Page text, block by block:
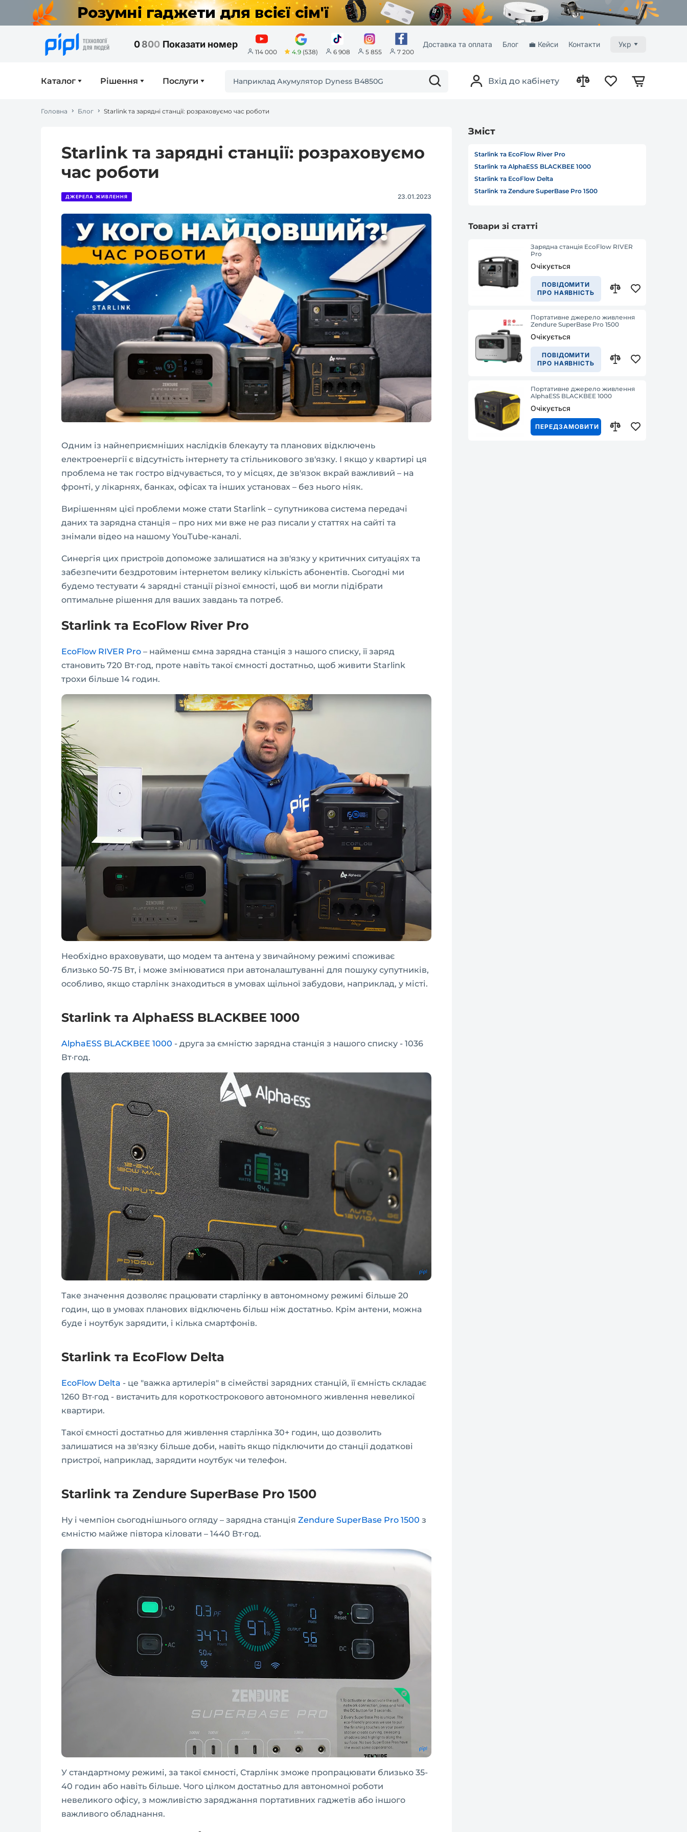
0800 Показати номер
114 000 4.9(538) 6 908 5 855 7 200
Доставка та оплата Блог 💼 Кейси Контакти Укр
Каталог Рішення Послуги Вхід до кабінету
Головна Блог Starlink та зарядні станції: розраховуємо час роботи
Starlink та зарядні станції: розраховуємо
час роботи
ДЖЕРЕЛА ЖИВЛЕННЯ 23.01.2023
Одним із найнеприємніших наслідків блекауту та планових відключень
електроенергії є відсутність інтернету та стільникового зв'язку. І якщо у квартирі ця
проблема не так гостро відчувається, то у місцях, де зв'язок вкрай важливий – на
фронті, у лікарнях, банках, офісах та інших установах – без нього ніяк.
Вирішенням цієї проблеми може стати Starlink – супутникова система передачі
даних та зарядна станція – про них ми вже не раз писали у статтях на сайті та
знімали відео на нашому YouTube-каналі.
Синергія цих пристроїв допоможе залишатися на зв'язку у критичних ситуаціях та
забезпечити бездротовим інтернетом велику кількість абонентів. Сьогодні ми
будемо тестувати 4 зарядні станції різної ємності, щоб ви могли підібрати
оптимальне рішення для ваших завдань та потреб.
Starlink та EcoFlow River Pro
EcoFlow RIVER Pro – найменш ємна зарядна станція з нашого списку, її заряд
становить 720 Вт·год, проте навіть такої ємності достатньо, щоб живити Starlink
трохи більше 14 годин.
Необхідно враховувати, що модем та антена у звичайному режимі споживає
близько 50-75 Вт, і може змінюватися при автоналаштуванні для пошуку супутників,
особливо, якщо старлінк знаходиться в умовах щільної забудови, наприклад, у місті.
Starlink та AlphaESS BLACKBEE 1000
AlphaESS BLACKBEE 1000 - друга за ємністю зарядна станція з нашого списку - 1036
Вт·год.
Таке значення дозволяє працювати старлінку в автономному режимі більше 20
годин, що в умовах планових відключень більш ніж достатньо. Крім антени, можна
буде і ноутбук зарядити, і кілька смартфонів.
Starlink та EcoFlow Delta
EcoFlow Delta - це "важка артилерія" в сімействі зарядних станцій, її ємність складає
1260 Вт·год - вистачить для короткострокового автономного живлення невеликої
квартири.
Такої ємності достатньо для живлення старлінка 30+ годин, що дозволить
залишатися на зв'язку більше доби, навіть якщо підключити до станції додаткові
пристрої, наприклад, зарядити ноутбук чи телефон.
Starlink та Zendure SuperBase Pro 1500
Ну і чемпіон сьогоднішнього огляду – зарядна станція Zendure SuperBase Pro 1500 з
ємністю майже півтора кіловати – 1440 Вт·год.
У стандартному режимі, за такої ємності, Старлінк зможе пропрацювати близько 35-
40 годин або навіть більше. Чого цілком достатньо для автономної роботи
невеликого офісу, з можливістю заряджання портативних гаджетів або іншого
важливого обладнання.
Зміст
Starlink та EcoFlow River Pro
Starlink та AlphaESS BLACKBEE 1000
Starlink та EcoFlow Delta
Starlink та Zendure SuperBase Pro 1500
Товари зі статті
Зарядна станція EcoFlow RIVER
Pro
Очікується
ПОВІДОМИТИ
ПРО НАЯВНІСТЬ
Портативне джерело живлення
Zendure SuperBase Pro 1500
Очікується
ПОВІДОМИТИ
ПРО НАЯВНІСТЬ
Портативне джерело живлення
AlphaESS BLACKBEE 1000
Очікується
ПЕРЕДЗАМОВИТИ